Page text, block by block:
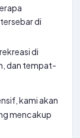
di
di
dan tempat-
kami akan
mencakup